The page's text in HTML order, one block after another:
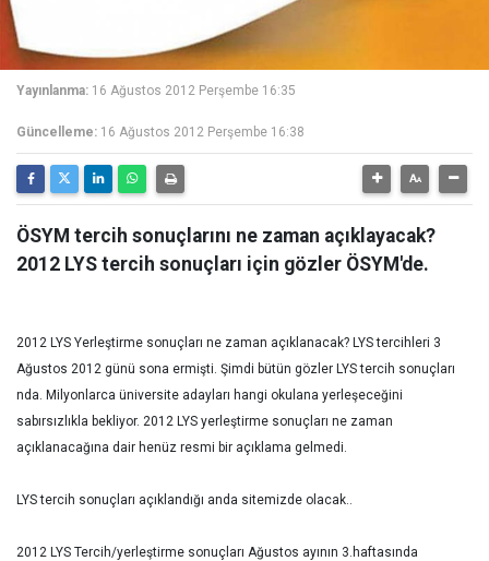
Yayınlanma: 16 Ağustos 2012 Perşembe 16:35
Güncelleme: 16 Ağustos 2012 Perşembe 16:38
ÖSYM tercih sonuçlarını ne zaman açıklayacak?
2012 LYS tercih sonuçları için gözler ÖSYM'de.
2012 LYS Yerleştirme sonuçları ne zaman açıklanacak? LYS tercihleri 3
Ağustos 2012 günü sona ermişti. Şimdi bütün gözler LYS tercih sonuçları
nda. Milyonlarca üniversite adayları hangi okulana yerleşeceğini
sabırsızlıkla bekliyor. 2012 LYS yerleştirme sonuçları ne zaman
açıklanacağına dair henüz resmi bir açıklama gelmedi.
LYS tercih sonuçları açıklandığı anda sitemizde olacak..
2012 LYS Tercih/yerleştirme sonuçları Ağustos ayının 3.haftasında